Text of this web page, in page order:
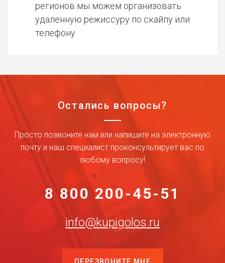
регионов мы можем организовать
удаленную режиссуру по скайпу или
телефону.
Остались вопросы?
Просто позвоните нам или напишите на электронную
почту и наш специалист проконсультирует вас по
любому вопросу!
8 800 200-45-51
info@kupigolos.ru